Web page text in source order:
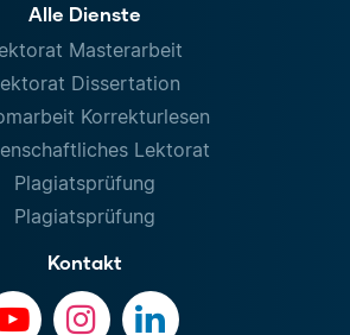
Alle Dienste
Masterarbeit
Dissertation
Korrekturlesen
Lektorat
Plagiatsprüfung
Plagiatsprüfung
Kontakt